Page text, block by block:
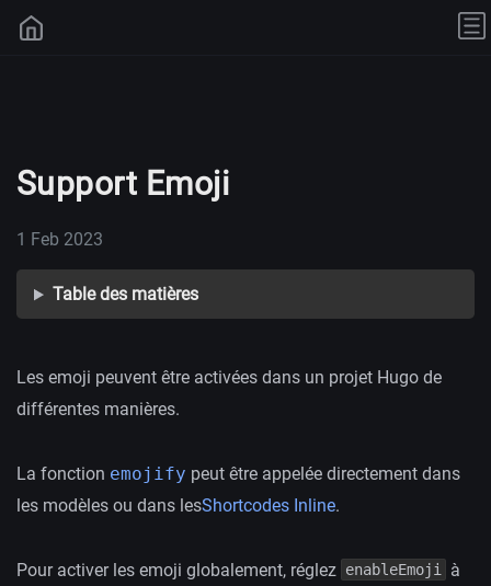
Support Emoji
1 Feb 2023
Table des matières
Les emoji peuvent être activées dans un projet Hugo de
différentes manières.
La fonction emojify peut être appelée directement dans
les modèles ou dans lesShortcodes Inline.
Pour activer les emoji globalement, réglez enableEmoji à